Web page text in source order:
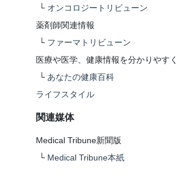
└ オンコロジートリビューン
薬剤師関連情報
└ ファーマトリビューン
医療や医学、健康情報を分かりやす
└ あなたの健康百科
ライフスタイル
関連媒体
Medical Tribune新聞版
└ Medical Tribune本紙